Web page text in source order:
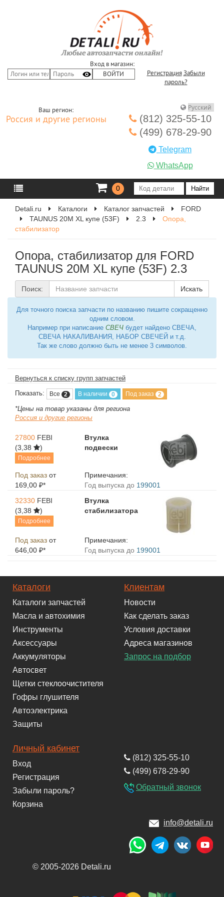
Вход в магазин:
Регистрация Забыли
пароль?
Ваш регион:
Россия и другие регионы
(812) 325-55-10
(499) 678-29-90
Telegram
WhatsApp
0
Detali.ru Каталоги Каталог запчастей
FORD
TAUNUS 20M XL купе (53F)
2.3
Опора,
стабилизатор
Опора, стабилизатор для FORD
TAUNUS 20M XL купе (53F) 2.3
Поиск: Искать
Для точного поиска запчасти по названию пишите сокращенно
одним словом.
Например при написание СВЕЧ будет найдено СВЕЧА,
СВЕЧА НАКАЛИВАНИЯ, НАБОР СВЕЧЕЙ и т.д.
Так же слово должно быть не менее 3 символов.
Вернуться к списку групп запчастей
Показать: Все 2 В наличии 0 Под заказ 2
*Цены на товар указаны для региона
Россия и другие регионы
27800 FEBI
(3,38
)
Подробнее
Втулка
подвески
Под заказ от
169,00 ₽*
Примечания:
Год выпуска до 199001
32330 FEBI
(3,38
)
Подробнее
Втулка
стабилизатора
Под заказ от
646,00 ₽*
Примечания:
Год выпуска до 199001
Каталоги
Каталоги запчастей
Масла и автохимия
Инструменты
Аксессуары
Аккумуляторы
Автосвет
Щетки стеклоочистителя
Гофры глушителя
Автоэлектрика
Защиты
Клиентам
Новости
Как сделать заказ
Условия доставки
Адреса магазинов
Запрос на подбор
Личный кабинет
Вход
Регистрация
Забыли пароль?
Корзина
(812) 325-55-10
(499) 678-29-90
Обратный звонок
info@detali.ru
© 2005-2026 Detali.ru